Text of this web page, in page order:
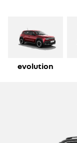
evolution